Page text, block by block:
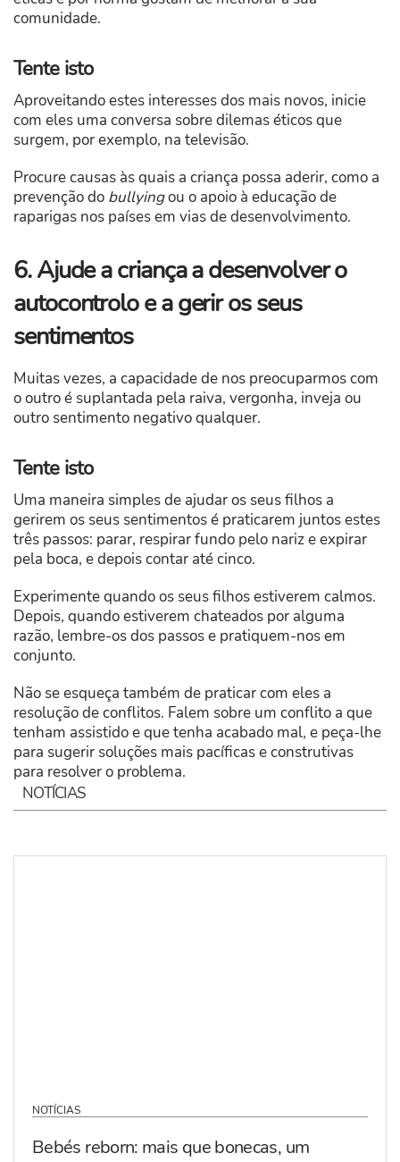
comunidade.
Tente isto
Aproveitando estes interesses dos mais novos, inicie
com eles uma conversa sobre dilemas éticos que
surgem, por exemplo, na televisão.
Procure causas às quais a criança possa aderir, como a
prevenção do bullyingou o apoio à educação de
raparigas nos países em vias de desenvolvimento.
6. Ajude a criança a desenvolver o
autocontrolo e a gerir os seus
sentimentos
Muitas vezes, a capacidade de nos preocuparmos com
o outro é suplantada pela raiva, vergonha, inveja ou
outro sentimento negativo qualquer.
Tente isto
Uma maneira simples de ajudar os seus filhos a
gerirem os seus sentimentos é praticarem juntos estes
três passos: parar, respirar fundo pelo nariz e expirar
pela boca, e depois contar até cinco.
Experimente quando os seus filhos estiverem calmos.
Depois, quando estiverem chateados por alguma
razão, lembre-os dos passos e pratiquem-nos em
conjunto.
Não se esqueça também de praticar com eles a
resolução de conflitos. Falem sobre um conflito a que
tenham assistido e que tenha acabado mal, e peça-lhe
para sugerir soluções mais pacíficas e construtivas
para resolver o problema.
NOTÍCIAS
NOTÍCIAS
Bebés reborn: mais que bonecas, um